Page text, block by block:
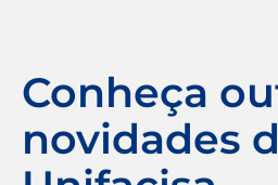
Conheça
novidades